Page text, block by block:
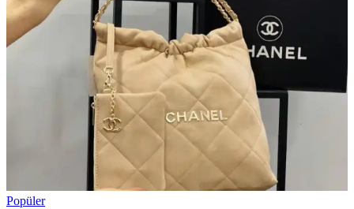
Popüler